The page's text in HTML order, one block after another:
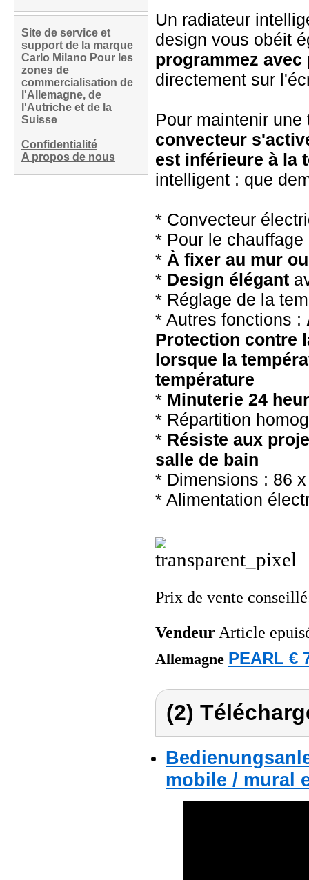
Site de service et
support de la marque
Carlo Milano Pour les
zones de
commercialisation de
l'Allemagne, de
l'Autriche et de la
Suisse
Confidentialité
A propos de nous
Un radiateur
design vous obéit
programmez
directement sur
Pour maintenir
convecteur
est inférieure à la
intelligent : que
* Convecteur
* Pour le
* À fixer au mur
* Design élégant
* Réglage de la
* Autres fonctions :
Protection contre
lorsque la
température
* Minuterie 24
* Répartition
* Résiste aux
salle de bain
* Dimensions : 86
* Alimentation
Prix de vente
Vendeur Article
Allemagne PEARL €
(2)
mobile / mural